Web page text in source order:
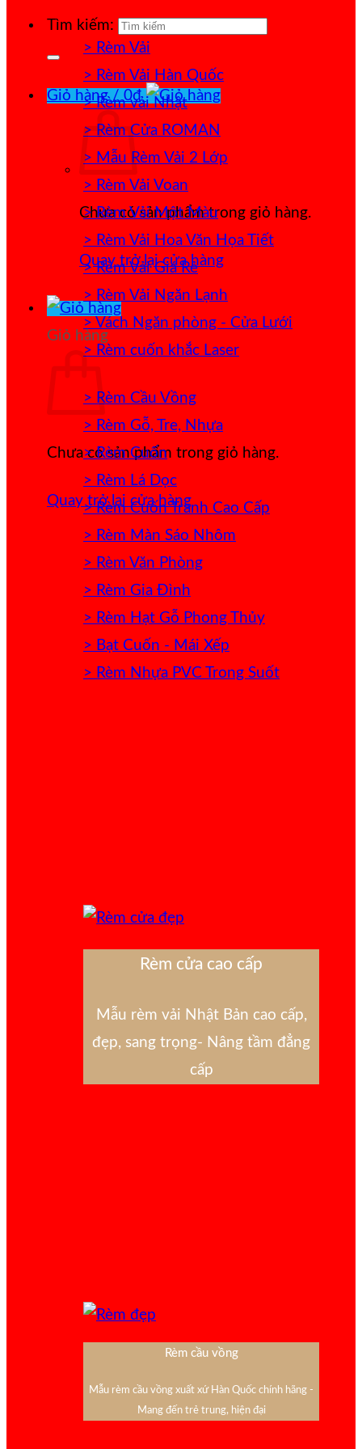
Tìm kiếm:
Giỏ hàng /0₫
Chưa có sản phẩm trong giỏ hàng.
Quay trở lại cửa hàng
Giỏ hàng
Chưa có sản phẩm trong giỏ hàng.
Quay trở lại cửa hàng
> Rèm Vải
> Rèm Vải Hàn Quốc
> Rèm vải Nhật
> Rèm Cửa ROMAN
> Mẫu Rèm Vải 2 Lớp
> Rèm Vải Voan
> Rèm Vải Một Màu
> Rèm Vải Hoa Văn Họa Tiết
> Rèm Vải Giá Rẻ
> Rèm Vải Ngăn Lạnh
> Vách Ngăn phòng - Cửa Lưới
> Rèm cuốn khắc Laser
> Rèm Cầu Vồng
> Rèm Gỗ, Tre, Nhựa
> Rèm Cuốn
> Rèm Lá Dọc
> Rèm Cuốn Tranh Cao Cấp
> Rèm Màn Sáo Nhôm
> Rèm Văn Phòng
> Rèm Gia Đình
> Rèm Hạt Gỗ Phong Thủy
> Bạt Cuốn - Mái Xếp
> Rèm Nhựa PVC Trong Suốt
Rèm cửa cao cấp
Mẫu rèm vải Nhật Bản cao cấp,
đẹp, sang trọng- Nâng tầm đẳng
cấp
Rèm cầu vồng
Mẫu rèm cầu vồng xuất xứ Hàn Quốc chính hãng -
Mang đến trẻ trung, hiện đại